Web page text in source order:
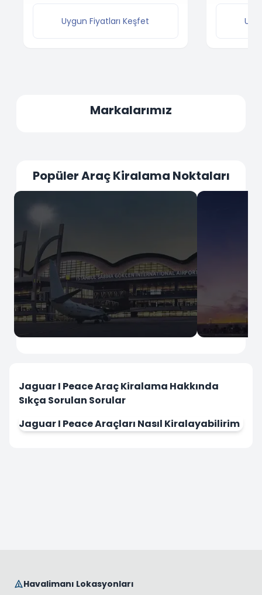
Uygun Fiyatları Keşfet
Markalarımız
Popüler Araç Kiralama Noktaları
Jaguar I Peace Araç Kiralama Hakkında
Sıkça Sorulan Sorular
Jaguar I Peace Araçları Nasıl Kiralayabilirim
Havalimanı Lokasyonları